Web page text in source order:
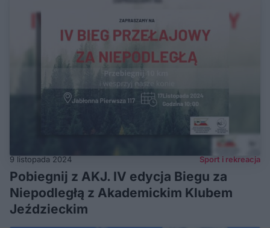
9 listopada 2024 Sport i rekreacja
Pobiegnij z AKJ. IV edycja Biegu za
Niepodległą z Akademickim Klubem
Jeździeckim